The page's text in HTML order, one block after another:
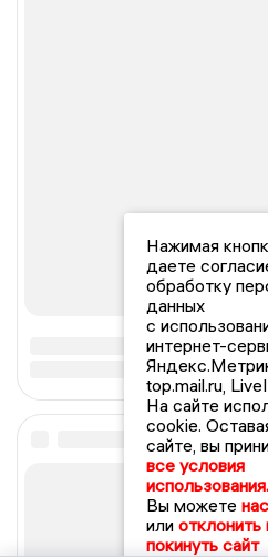
Нажимая
даете
обработку
данных
с
интернет-
top.mail.ru,
На сайте
cookie.
сайте, вы
все условия
использования.
Вы можете
или отклонить
покинуть сайт